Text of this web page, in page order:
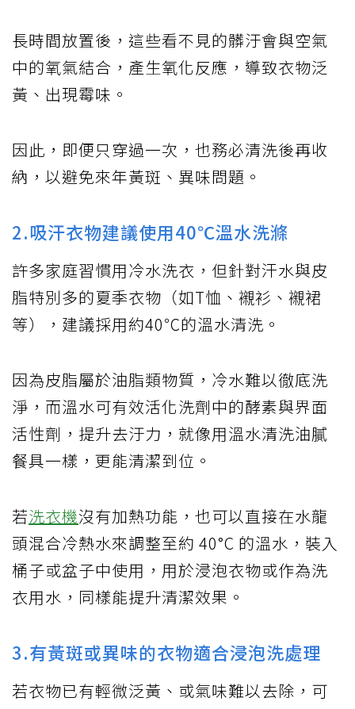
長時間放置後，這些看不見的髒汙會與空氣
中的氧氣結合，產生氧化反應，導致衣物泛
黃、出現霉味。
因此，即便只穿過一次，也務必清洗後再收
納，以避免來年黃斑、異味問題。
2.吸汗衣物建議使用40℃溫水洗滌
許多家庭習慣用冷水洗衣，但針對汗水與皮
脂特別多的夏季衣物（如T恤、襯衫、襯裙
等），建議採用約40℃的溫水清洗。
因為皮脂屬於油脂類物質，冷水難以徹底洗
淨，而溫水可有效活化洗劑中的酵素與界面
活性劑，提升去汙力，就像用溫水清洗油膩
餐具一樣，更能清潔到位。
若洗衣機沒有加熱功能，也可以直接在水龍
頭混合冷熱水來調整至約 40°C 的溫水，裝入
桶子或盆子中使用，用於浸泡衣物或作為洗
衣用水，同樣能提升清潔效果。
3.有黃斑或異味的衣物適合浸泡洗處理
若衣物已有輕微泛黃、或氣味難以去除，可